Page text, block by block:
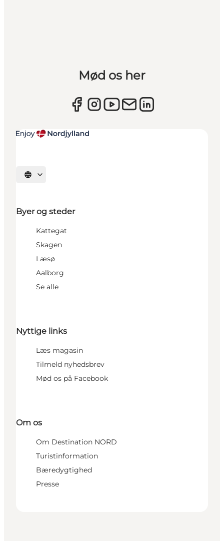
Mød os her
Vælg sprog
Byer og steder
Kattegat
Skagen
Læsø
Aalborg
Se alle
Nyttige links
Læs magasin
Tilmeld nyhedsbrev
Mød os på Facebook
Om os
Om Destination NORD
Turistinformation
Bæredygtighed
Presse